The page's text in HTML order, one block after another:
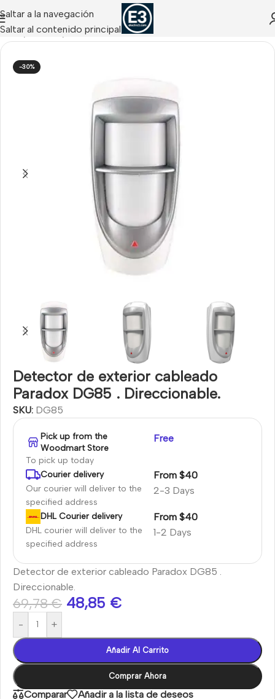
Saltar a la navegación
Saltar al contenido principal
Inicio Paradox/Detectores Cableados Paradox
-30%
Detector de exterior cableado
Paradox DG85 . Direccionable.
SKU: DG85
Pick up from the
Woodmart Store
To pick up today
Free
Courier delivery
Our courier will deliver to the
specified address
2-3 Days
From $40
DHL Courier delivery
DHL courier will deliver to the
specified address
1-2 Days
From $40
Detector de exterior cableado Paradox DG85 .
Direccionable.
69,78€ 48,85 €
- +
Añadir Al Carrito
Comprar Ahora
Comparar Añadir a la lista de deseos